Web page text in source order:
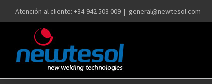
contenido
Atención al cliente: +34 942 503 009 | general@newtesol.com